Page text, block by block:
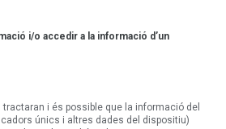
i/o accedir a la informació d’un
i és possible que la informació del
únics i altres dades del dispositiu)